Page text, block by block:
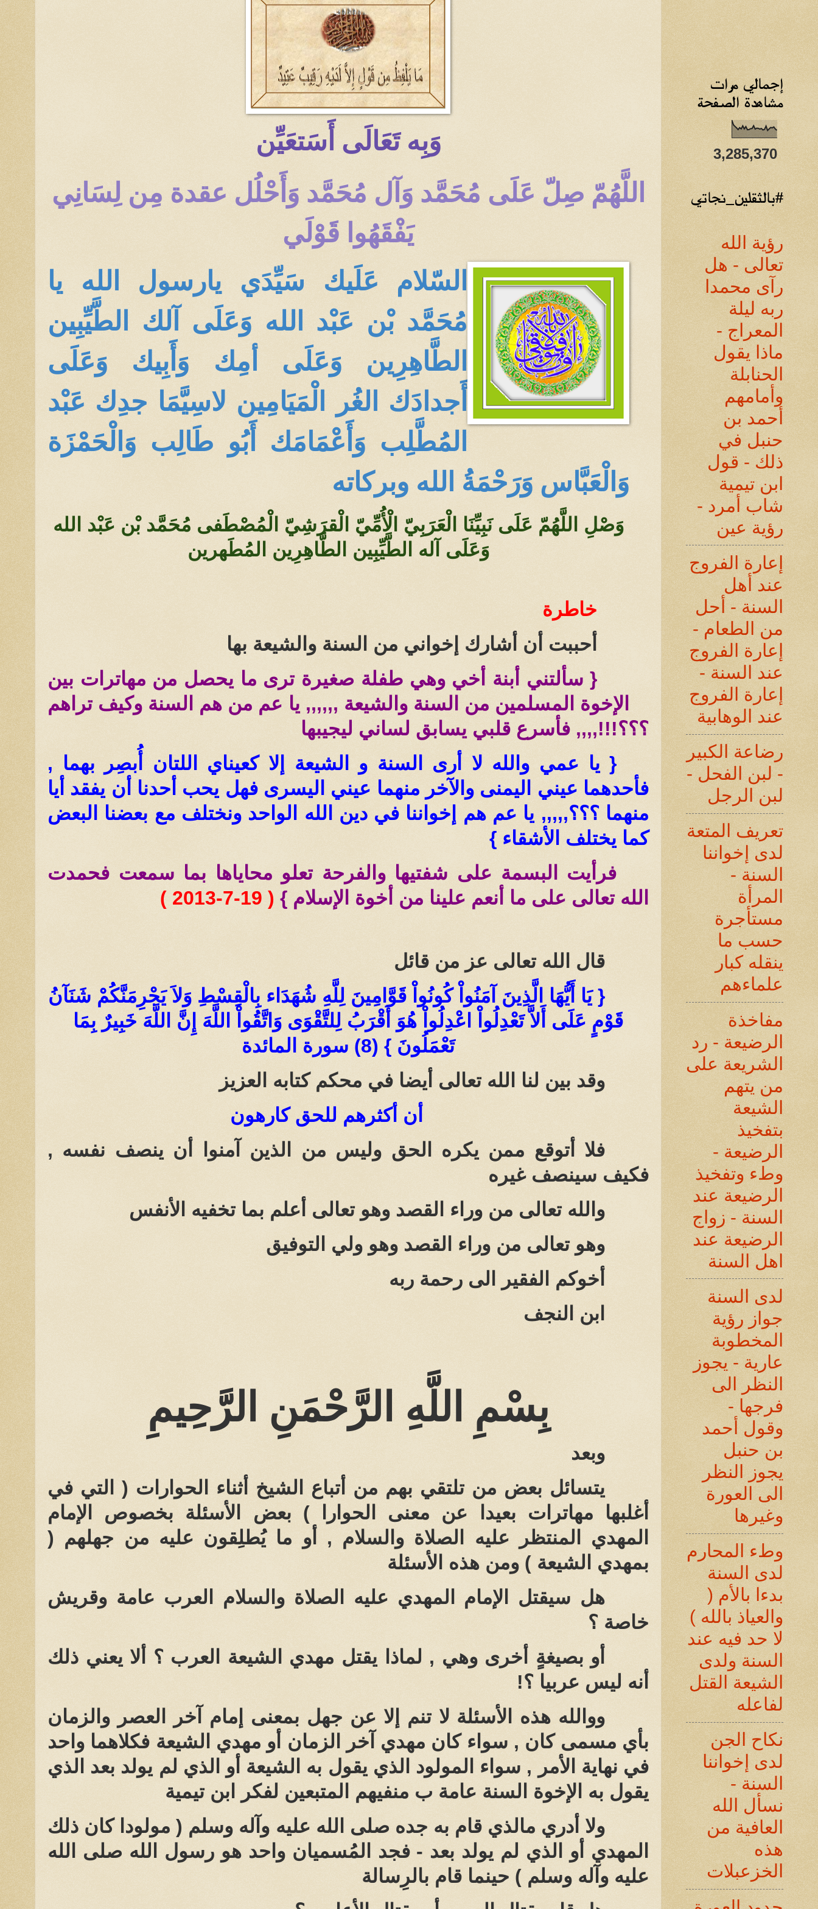
وَبِه تَعَالَى أَسَتعَيِّن
اللَّهُمّ صِلّ عَلَى مُحَمَّد وَآل مُحَمَّد وَأَحْلُل عقدة مِن لِسَانِي
يَفْقَهُوا قَوْلَي
السّلام عَلَيك سَيِّدَي يارسول الله يا
مُحَمَّد بْن عَبْد الله وَعَلَى آلك الطَّيِّبِين
الطَّاهِرِين وَعَلَى أمِك وَأَبِيك وَعَلَى
أَجدادَك الغُر الْمَيَامِين لاسِيَّمَا جدِك عَبْد
المُطَّلِب وَأَعْمَامَك أَبُو طَالِب وَالْحَمْزَة
وَالْعَبَّاس وَرَحْمَةُ الله وبركاته
وَصْلِ اللَّهُمّ عَلَى نَبِيِّنَا الْعَرَبِيّ الْأُمِّيّ الْقرَشِيّ الْمُصْطَفى مُحَمَّد بْن عَبْد الله
وَعَلَى آله الطَّيِّبِين الطَّاهِرِين المُطَهرين
خاطرة
أحببت أن أشارك إخواني من السنة والشيعة بها
{ سألتني أبنة أخي وهي طفلة صغيرة ترى ما يحصل من مهاترات بين
الإخوة المسلمين من السنة والشيعة ,,,,,, يا عم من هم السنة وكيف تراهم
؟؟؟!!!,,,, فأسرع قلبي يسابق لساني ليجيبها
{ يا عمي والله لا أرى السنة و الشيعة إلا كعيناي اللتان أُبصِر بهما ,
فأحدهما عيني اليمنى والآخر منهما عيني اليسرى فهل يحب أحدنا أن يفقد أيا
منهما ؟؟؟,,,,, يا عم هم إخواننا في دين الله الواحد ونختلف مع بعضنا البعض
كما يختلف الأشقاء }
فرأيت البسمة على شفتيها والفرحة تعلو محاياها بما سمعت فحمدت
الله تعالى على ما أنعم علينا من أخوة الإسلام } ( 19-7-2013 )
قال الله تعالى عز من قائل
{ يَا أَيُّهَا الَّذِينَ آمَنُواْ كُونُواْ قَوَّامِينَ لِلَّهِ شُهَدَاء بِالْقِسْطِ وَلاَ يَجْرِمَنَّكُمْ شَنَآنُ
قَوْمٍ عَلَى أَلاَّ تَعْدِلُواْ اعْدِلُواْ هُوَ أَقْرَبُ لِلتَّقْوَى وَاتَّقُواْ اللَّهَ إِنَّ اللَّهَ خَبِيرٌ بِمَا
تَعْمَلُونَ } (8) سورة المائدة
وقد بين لنا الله تعالى أيضا في محكم كتابه العزيز
أن أكثرهم للحق كارهون
فلا أتوقع ممن يكره الحق وليس من الذين آمنوا أن ينصف نفسه ,
فكيف سينصف غيره
والله تعالى من وراء القصد وهو تعالى أعلم بما تخفيه الأنفس
وهو تعالى من وراء القصد وهو ولي التوفيق
أخوكم الفقير الى رحمة ربه
ابن النجف
بِسْمِ اللَّهِ الرَّحْمَنِ الرَّحِيمِ
وبعد
يتسائل بعض من تلتقي بهم من أتباع الشيخ أثناء الحوارات ( التي في
أغلبها مهاترات بعيدا عن معنى الحوارا ) بعض الأسئلة بخصوص الإمام
المهدي المنتظر عليه الصلاة والسلام , أو ما يُطلِقون عليه من جهلهم (
بمهدي الشيعة ) ومن هذه الأسئلة
هل سيقتل الإمام المهدي عليه الصلاة والسلام العرب عامة وقريش
خاصة ؟
أو بصيغةٍ أخرى وهي , لماذا يقتل مهدي الشيعة العرب ؟ ألا يعني ذلك
أنه ليس عربيا ؟!
ووالله هذه الأسئلة لا تنم إلا عن جهل بمعنى إمام آخر العصر والزمان
بأي مسمى كان , سواء كان مهدي آخر الزمان أو مهدي الشيعة فكلاهما واحد
في نهاية الأمر , سواء المولود الذي يقول به الشيعة أو الذي لم يولد بعد الذي
يقول به الإخوة السنة عامة ب منفيهم المتبعين لفكر ابن تيمية
ولا أدري مالذي قام به جده صلى الله عليه وآله وسلم ( مولودا كان ذلك
المهدي أو الذي لم يولد بعد - فجد المُسميان واحد هو رسول الله صلى الله
عليه وآله وسلم ) حينما قام بالرِسالة
إجمالي مرات
مشاهدة الصفحة
3,285,370
#بالثقلين_نجاتي
رؤية الله
تعالى - هل
رآى محمدا
ربه ليلة
المعراج -
ماذا يقول
الحنابلة
وأمامهم
أحمد بن
حنبل في
ذلك - قول
ابن تيمية
شاب أمرد -
رؤية عين
إعارة الفروج
عند أهل
السنة - أحل
من الطعام -
إعارة الفروج
عند السنة -
إعارة الفروج
عند الوهابية
رضاعة الكبير
- لبن الفحل -
لبن الرجل
تعريف المتعة
لدى إخواننا
السنة -
المرأة
مستأجرة
حسب ما
ينقله كبار
علماءهم
مفاخذة
الرضيعة - رد
الشريعة على
من يتهم
الشيعة
بتفخيذ
الرضيعة -
وطء وتفخيذ
الرضيعة عند
السنة - زواج
الرضيعة عند
اهل السنة
لدى السنة
جواز رؤية
المخطوبة
عارية - يجوز
النظر الى
فرجها -
وقول أحمد
بن حنبل
يجوز النظر
الى العورة
وغيرها
وطء المحارم
لدى السنة
بدءا بالأم (
والعياذ بالله )
لا حد فيه عند
السنة ولدى
الشيعة القتل
لفاعله
نكاح الجن
لدى إخواننا
السنة -
نسأل الله
العافية من
هذه
الخزعبلات